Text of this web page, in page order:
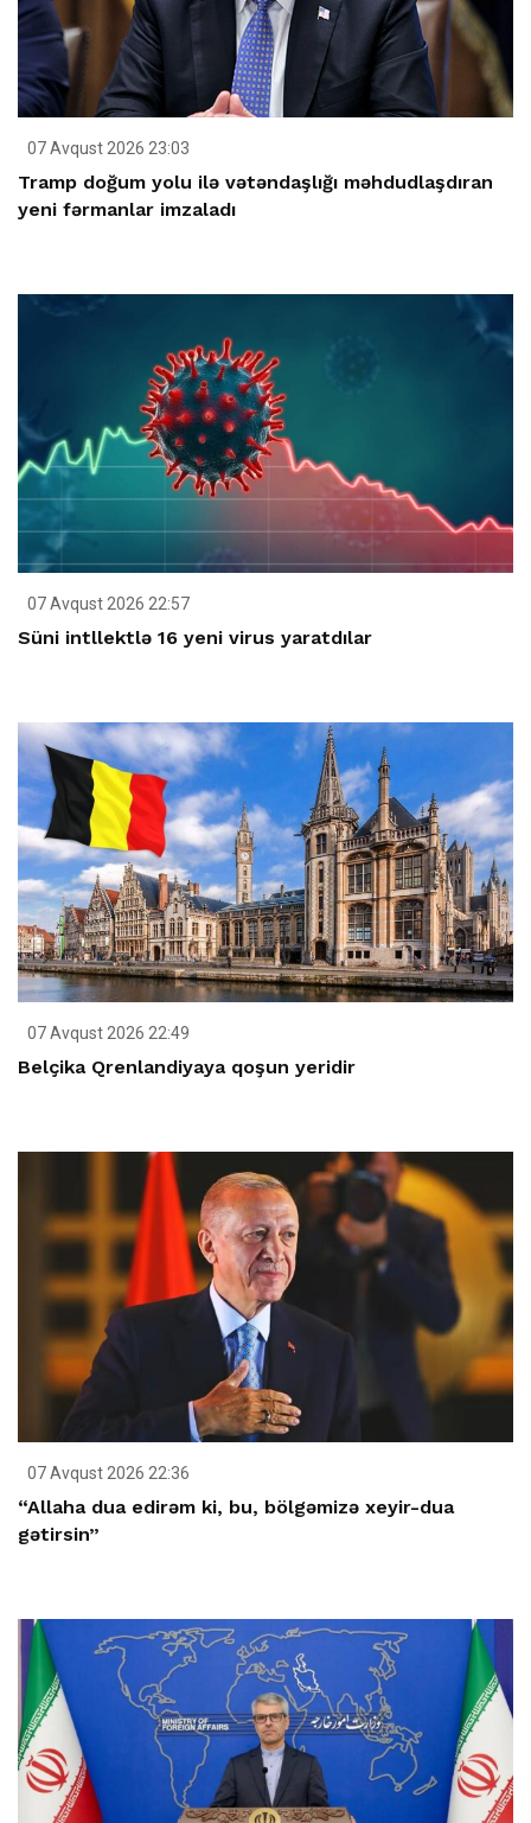
07 Avqust 2026 23:03
Tramp doğum yolu ilə vətəndaşlığı məhdudlaşdıran
yeni fərmanlar imzaladı
07 Avqust 2026 22:57
Süni intllektlə 16 yeni virus yaratdılar
07 Avqust 2026 22:49
Belçika Qrenlandiyaya qoşun yeridir
07 Avqust 2026 22:36
“Allaha dua edirəm ki, bu, bölgəmizə xeyir-dua
gətirsin”